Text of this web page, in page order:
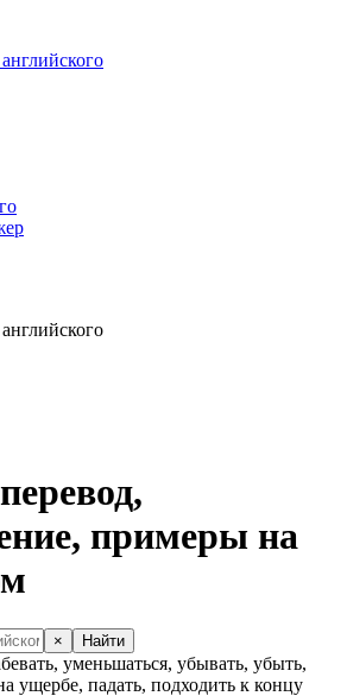
примеры на
× Найти
уменьшаться, убывать, убыть,
ущербе, падать, подходить к концу